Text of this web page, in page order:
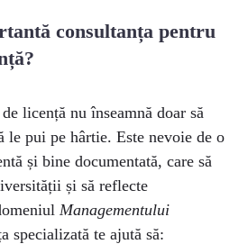
consultanța pentru
licență nu înseamnă doar să
le pui pe hârtie. Este nevoie de o
și bine documentată, care să
și să reflecte
Managementului
specializată te ajută să: